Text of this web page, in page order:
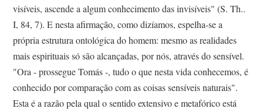
visíveis, ascende a algum conhecimento das invisíveis" (S. Th..
I, 84, 7). E nesta afirmação, como dizíamos, espelha-se a
própria estrutura ontológica do homem: mesmo as realidades
mais espirituais só são alcançadas, por nós, através do sensível.
"Ora - prossegue Tomás -, tudo o que nesta vida conhecemos, é
conhecido por comparação com as coisas sensíveis naturais".
Esta é a razão pela qual o sentido extensivo e metafórico está